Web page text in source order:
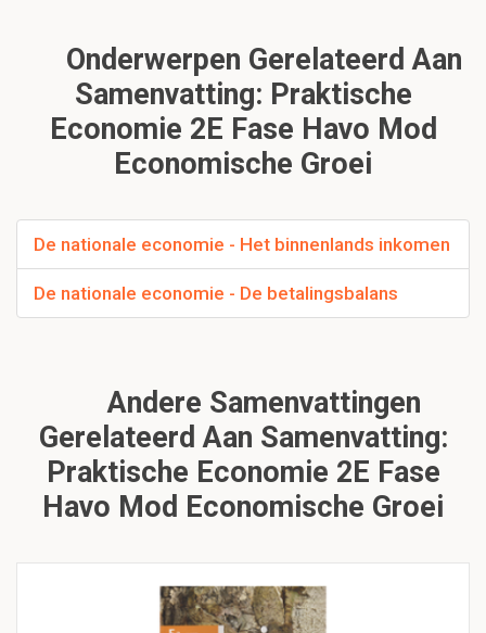
Onderwerpen Gerelateerd Aan
Samenvatting: Praktische
Economie 2E Fase Havo Mod
Economische Groei
De nationale economie - Het binnenlands inkomen
De nationale economie - De betalingsbalans
Andere Samenvattingen
Gerelateerd Aan Samenvatting:
Praktische Economie 2E Fase
Havo Mod Economische Groei